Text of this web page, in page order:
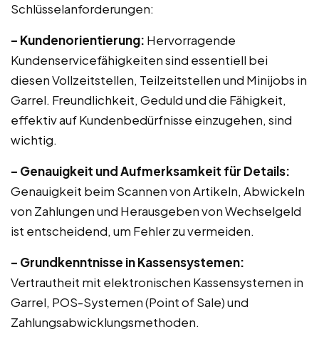
Schlüsselanforderungen:
– Kundenorientierung: Hervorragende
Kundenservicefähigkeiten sind essentiell bei
diesen Vollzeitstellen, Teilzeitstellen und Minijobs in
Garrel. Freundlichkeit, Geduld und die Fähigkeit,
effektiv auf Kundenbedürfnisse einzugehen, sind
wichtig.
– Genauigkeit und Aufmerksamkeit für Details:
Genauigkeit beim Scannen von Artikeln, Abwickeln
von Zahlungen und Herausgeben von Wechselgeld
ist entscheidend, um Fehler zu vermeiden.
– Grundkenntnisse in Kassensystemen:
Vertrautheit mit elektronischen Kassensystemen in
Garrel, POS-Systemen (Point of Sale) und
Zahlungsabwicklungsmethoden.